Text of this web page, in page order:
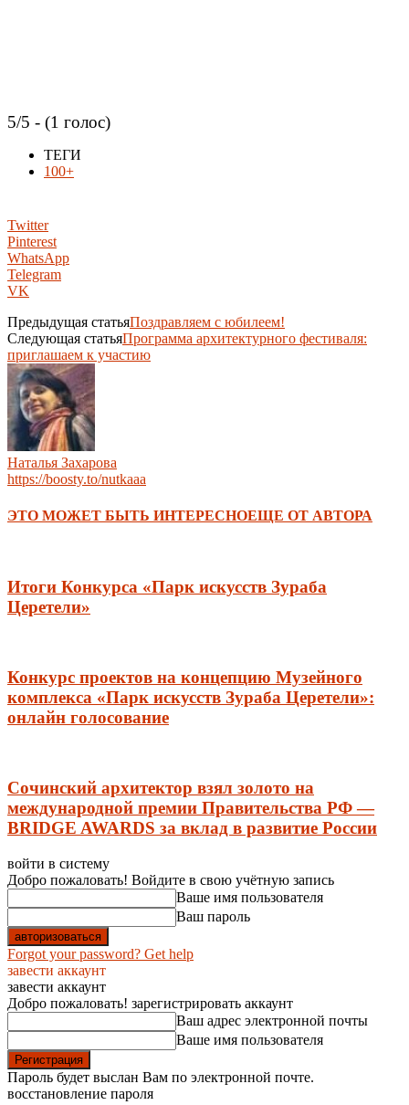
5/5 - (1 голос)
ТЕГИ
100+
Twitter
Pinterest
WhatsApp
Telegram
VK
Предыдущая статьяПоздравляем с юбилеем!
Следующая статьяПрограмма архитектурного фестиваля:
приглашаем к участию
Наталья Захарова
https://boosty.to/nutkaaa
ЭТО МОЖЕТ БЫТЬ ИНТЕРЕСНОЕЩЕ ОТ АВТОРА
Итоги Конкурса «Парк искусств Зураба
Церетели»
Конкурс проектов на концепцию Музейного
комплекса «Парк искусств Зураба Церетели»:
онлайн голосование
Сочинский архитектор взял золото на
международной премии Правительства РФ —
BRIDGE AWARDS за вклад в развитие России
войти в систему
Добро пожаловать! Войдите в свою учётную запись
Ваше имя пользователя
Ваш пароль
Forgot your password? Get help
завести аккаунт
завести аккаунт
Добро пожаловать! зарегистрировать аккаунт
Ваш адрес электронной почты
Ваше имя пользователя
Пароль будет выслан Вам по электронной почте.
восстановление пароля